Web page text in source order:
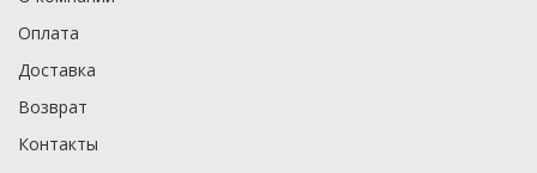
Оплата
Доставка
Возврат
Контакты